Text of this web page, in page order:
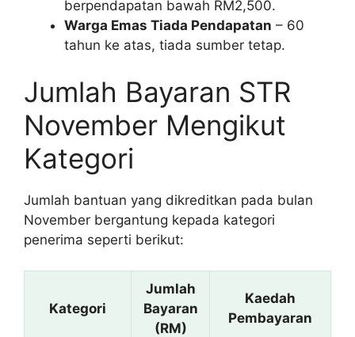
berpendapatan bawah RM2,500.
Warga Emas Tiada Pendapatan – 60
tahun ke atas, tiada sumber tetap.
Jumlah Bayaran STR
November Mengikut
Kategori
Jumlah bantuan yang dikreditkan pada bulan
November bergantung kepada kategori
penerima seperti berikut:
Kategori
Jumlah
Bayaran
(RM)
Kaedah
Pembayaran